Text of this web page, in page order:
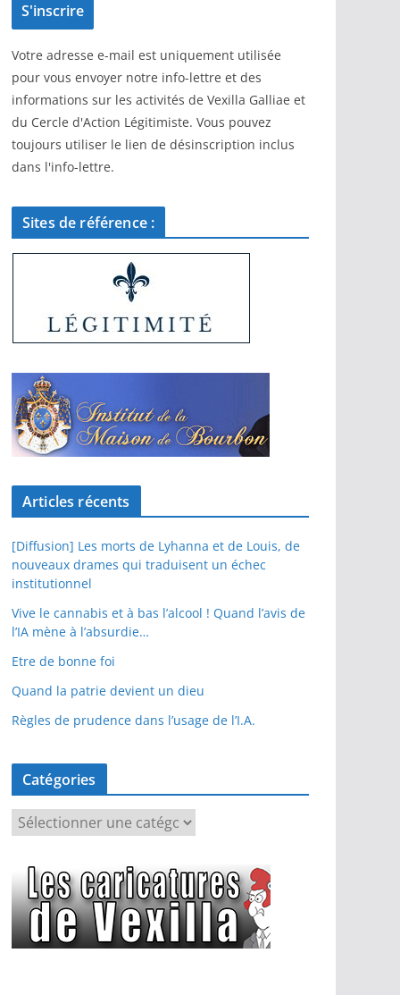
Votre adresse e-mail est uniquement utilisée
pour vous envoyer notre info-lettre et des
informations sur les activités de Vexilla Galliae et
du Cercle d'Action Légitimiste. Vous pouvez
toujours utiliser le lien de désinscription inclus
dans l'info-lettre.
Sites de référence :
Articles récents
[Diffusion] Les morts de Lyhanna et de Louis, de
nouveaux drames qui traduisent un échec
institutionnel
Vive le cannabis et à bas l’alcool ! Quand l’avis de
l’IA mène à l’absurdie…
Etre de bonne foi
Quand la patrie devient un dieu
Règles de prudence dans l’usage de l’I.A.
Catégories
é
g
o
r